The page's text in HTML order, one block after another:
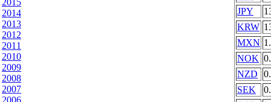
2015
2014
2013
2012
2011
2010
2009
2008
2007
JPY
KRW
MXN
NOK
NZD
SEK